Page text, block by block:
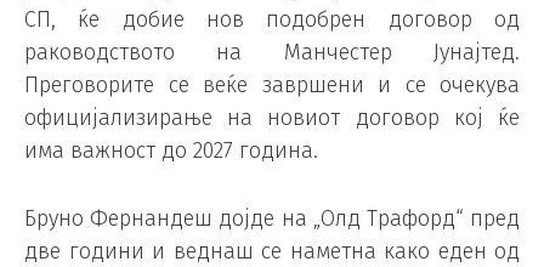
СП, ќе добие нов подобрен договор од
раководството на Манчестер Јунајтед.
Преговорите се веќе завршени и се очекува
официјализирање на новиот договор кој ќе
има важност до 2027 година.
Бруно Фернандеш дојде на „Олд Трафорд“ пред
две години и веднаш се наметна како еден од